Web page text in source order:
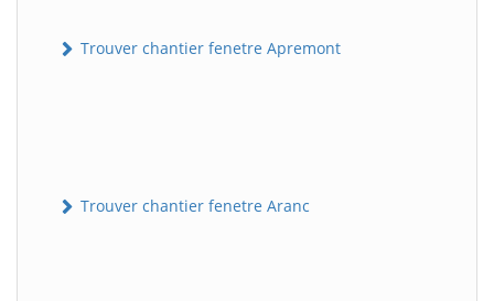
Trouver chantier fenetre Apremont
Trouver chantier fenetre Aranc